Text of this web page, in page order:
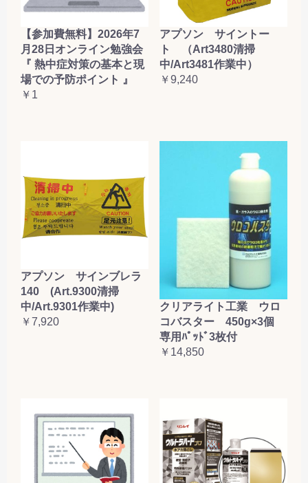
【参加費無料】2026年7
月28日オンライン勉強会
『 熱中症対策の基本と現
場での予防ポイント 』
￥1
アプソン サイントー
ト （Art3480清掃
中/Art3481作業中）
￥9,240
アプソン サインブレラ
140 (Art.9300清掃
中/Art.9301作業中)
￥7,920
クリアライト工業 ウロ
コバスター 450g×3個
専用ﾊﾟｯﾄﾞ3枚付
￥14,850